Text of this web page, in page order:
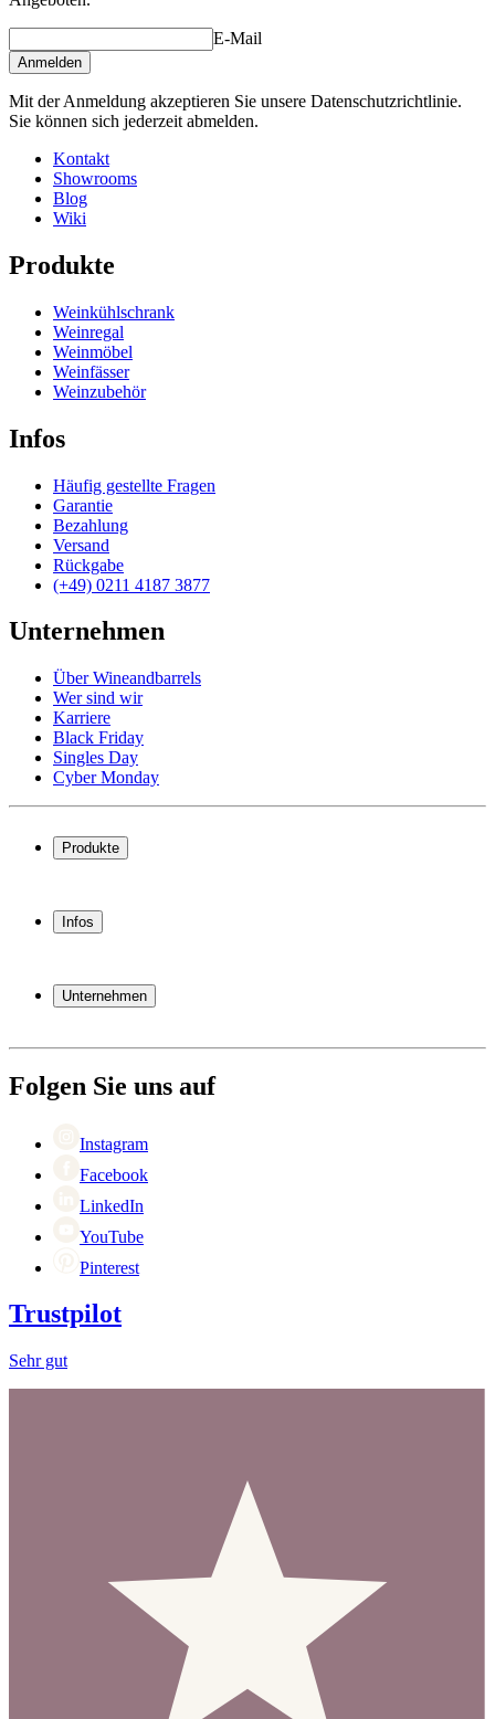
Höhe (cm)
Breite (cm)60
Tiefe (cm)1.5
Gewicht (kg)
E-Mail
Anmelden
Mit der Anmeldung akzeptieren Sie unsere Datenschutzrichtlinie.
Sie können sich jederzeit abmelden.
Kontakt
Showrooms
Blog
Wiki
Produkte
Weinkühlschrank
Weinregal
Weinmöbel
Weinfässer
Weinzubehör
Infos
Häufig gestellte Fragen
Garantie
Bezahlung
Versand
Rückgabe
(+49) 0211 4187 3877
Unternehmen
Über Wineandbarrels
Wer sind wir
Karriere
Black Friday
Singles Day
Cyber Monday
Produkte
Weinregal
Weinmöbel
Infos
Garantie
Bezahlung
Rückgabe
Unternehmen
Karriere
Black Friday
Cyber Monday
Folgen Sie uns auf
Instagram
Facebook
LinkedIn
YouTube
Pinterest
Trustpilot
Sehr gut